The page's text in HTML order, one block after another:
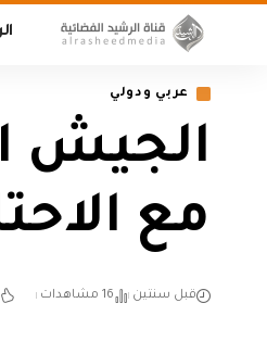
عربي ودولي
الجيش
مع
قبل سنتين 16 مشاهدات